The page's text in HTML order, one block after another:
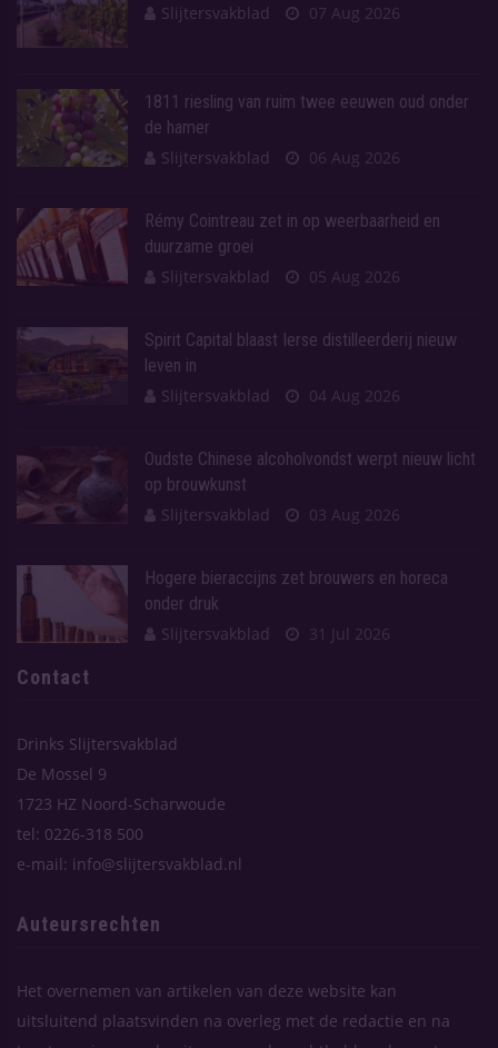
Slijtersvakblad
07 Aug 2026
1811 riesling van ruim twee eeuwen oud onder
de hamer
Slijtersvakblad
06 Aug 2026
Rémy Cointreau zet in op weerbaarheid en
duurzame groei
Slijtersvakblad
05 Aug 2026
Spirit Capital blaast Ierse distilleerderij nieuw
leven in
Slijtersvakblad
04 Aug 2026
Oudste Chinese alcoholvondst werpt nieuw licht
op brouwkunst
Slijtersvakblad
03 Aug 2026
Hogere bieraccijns zet brouwers en horeca
onder druk
Slijtersvakblad
31 Jul 2026
Contact
Drinks Slijtersvakblad
De Mossel 9
1723 HZ Noord-Scharwoude
tel: 0226-318 500
e-mail: info@slijtersvakblad.nl
Auteursrechten
Het overnemen van artikelen van deze website kan
uitsluitend plaatsvinden na overleg met de redactie en na